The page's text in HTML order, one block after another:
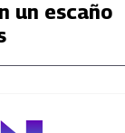
un escaño